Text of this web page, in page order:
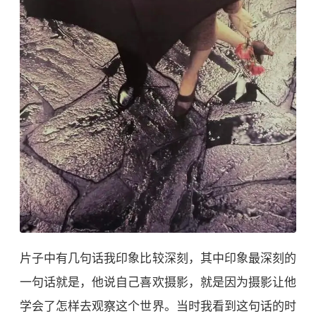
片子中有几句话我印象比较深刻，其中印象最深刻的
一句话就是，他说自己喜欢摄影，就是因为摄影让他
学会了怎样去观察这个世界。当时我看到这句话的时